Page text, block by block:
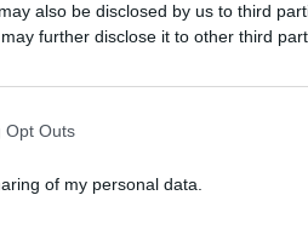
also be disclosed by us to third
further disclose it to other third
Opt Outs
of my personal data.
Ακαδημίας
του στις